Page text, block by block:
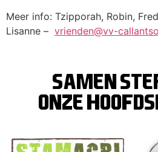
Meer info: Tzipporah, Robin,
Lisanne – vrienden@vv-
SAMEN
ONZE